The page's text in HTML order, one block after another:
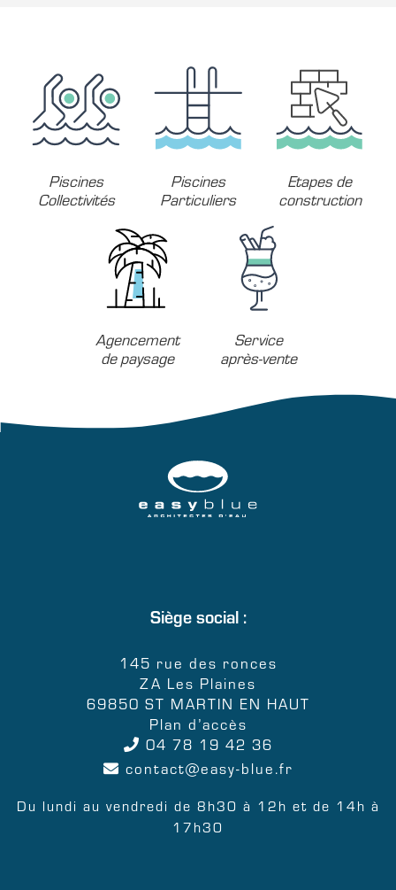
Piscines
Collectivités
Piscines
Particuliers
Etapes de
construction
Agencement
de paysage
Service
après-vente
Siège social :
145 rue des ronces
ZA Les Plaines
69850 ST MARTIN EN HAUT
Plan d’accès
04 78 19 42 36
contact
easy-blue.fr
Du lundi au vendredi de 8h30 à 12h et de 14h à
17h30